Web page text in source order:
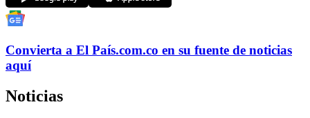
Convierta a El País.com.co en su fuente de noticias
aquí
Noticias